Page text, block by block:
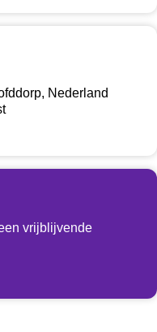
Nederland
vrijblijvende